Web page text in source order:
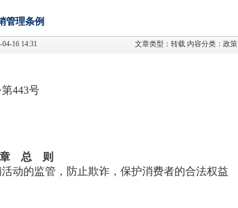
管理条例
04-16 14:31 文章类型： 转载 内容分类： 政策
443号
章 总 则
的监管，防止欺诈，保护消费者的合法权益